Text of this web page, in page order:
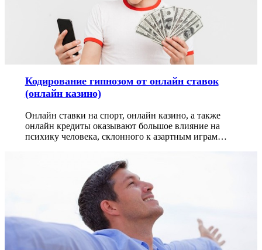
Кодирование гипнозом от онлайн ставок
(онлайн казино)
Онлайн ставки на спорт, онлайн казино, а также
онлайн кредиты оказывают большое влияние на
психику человека, склонного к азартным играм…